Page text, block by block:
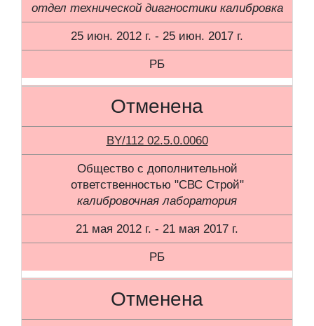
отдел технической диагностики калибровка
25 июн. 2012 г. - 25 июн. 2017 г.
РБ
Отменена
BY/112 02.5.0.0060
Общество с дополнительной
ответственностью "СВС Строй"
калибровочная лаборатория
21 мая 2012 г. - 21 мая 2017 г.
РБ
Отменена